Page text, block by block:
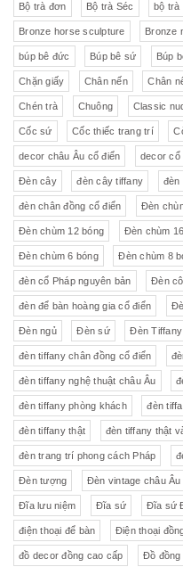
Bộ trà đơn Bộ trà Séc bộ trà
Bronze horse sculpture Bronze
búp bê đức Búp bê sứ Búp
Chặn giấy Chân nến Chân
Chén trà Chuông Classic
Cốc sứ Cốc thiếc trang trí
decor châu Âu cổ điển decor cổ
Đèn cây đèn cây tiffany đèn
đèn chân đồng cổ điển Đèn
Đèn chùm 12 bóng Đèn chùm
Đèn chùm 6 bóng Đèn chùm 8
đèn cổ Pháp nguyên bản Đèn
đèn để bàn hoàng gia cổ điển
Đèn ngủ Đèn sứ Đèn Tiffany
đèn tiffany chân đồng cổ điển
đèn tiffany nghệ thuật châu Âu
đèn tiffany phòng khách đèn
đèn tiffany thật đèn tiffany thật
đèn trang trí phong cách Pháp
Đèn tượng Đèn vintage châu Âu
Đĩa lưu niệm Đĩa sứ Đĩa sứ
điện thoại để bàn Điện thoại
đồ decor đồng cao cấp Đồ đồng